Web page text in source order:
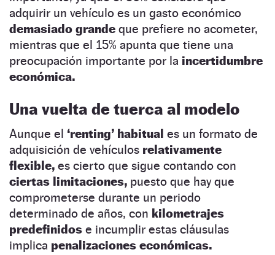
adquirir un vehículo es un gasto económico
demasiado grande que prefiere no acometer,
mientras que el 15% apunta que tiene una
preocupación importante por la incertidumbre
económica.
Una vuelta de tuerca al modelo
Aunque el ‘renting’ habitual es un formato de
adquisición de vehículos relativamente
flexible, es cierto que sigue contando con
ciertas limitaciones, puesto que hay que
comprometerse durante un periodo
determinado de años, con kilometrajes
predefinidos e incumplir estas cláusulas
implica penalizaciones económicas.